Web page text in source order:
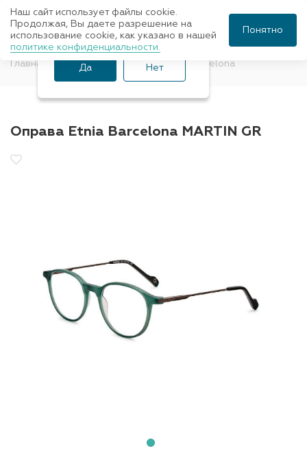
Главная Оправы для очков Etnia Barcelona
Оправа Etnia Barcelona MARTIN GR
Ваш город Санкт-
Петербург?
Да Нет
Наш сайт использует файлы cookie.
Продолжая, Вы даете разрешение на
использование cookie, как указано в нашей
политике конфиденциальности.
Понятно